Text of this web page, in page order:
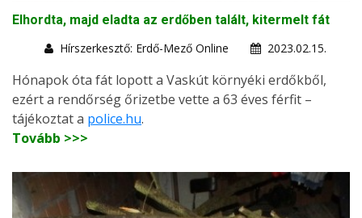
Elhordta, majd eladta az erdőben talált, kitermelt fát
Hírszerkesztő: Erdő-Mező Online
2023.02.15.
Hónapok óta fát lopott a Vaskút környéki erdőkből,
ezért a rendőrség őrizetbe vette a 63 éves férfit –
tájékoztat a police.hu.
Tovább >>>